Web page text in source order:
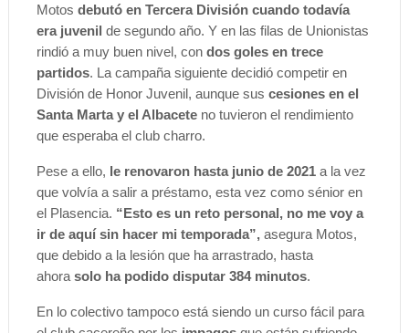
Motos debutó en Tercera División cuando todavía
era juvenil de segundo año. Y en las filas de Unionistas
rindió a muy buen nivel, con dos goles en trece
partidos. La campaña siguiente decidió competir en
División de Honor Juvenil, aunque sus cesiones en el
Santa Marta y el Albacete no tuvieron el rendimiento
que esperaba el club charro.
Pese a ello, le renovaron hasta junio de 2021a la vez
que volvía a salir a préstamo, esta vez como sénior en
el Plasencia. “Esto es un reto personal, no me voy a
ir de aquí sin hacer mi temporada”,asegura Motos,
que debido a la lesión que ha arrastrado, hasta
ahora solo ha podido disputar 384 minutos.
En lo colectivo tampoco está siendo un curso fácil para